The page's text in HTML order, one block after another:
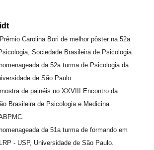
Carolina Bori de melhor pôster na 52a
Sociedade Brasileira de Psicologia.
da 52a turma de Psicologia da
de São Paulo.
de painéis no XXVIII Encontro da
Brasileira de Psicologia e Medicina
da 51a turma de formando em
- USP, Universidade de São Paulo.